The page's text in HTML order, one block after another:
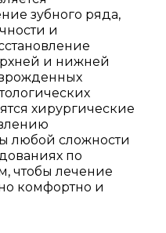
зубного ряда,
и
и нижней
хирургические
любой сложности
по
чтобы лечение
комфортно и